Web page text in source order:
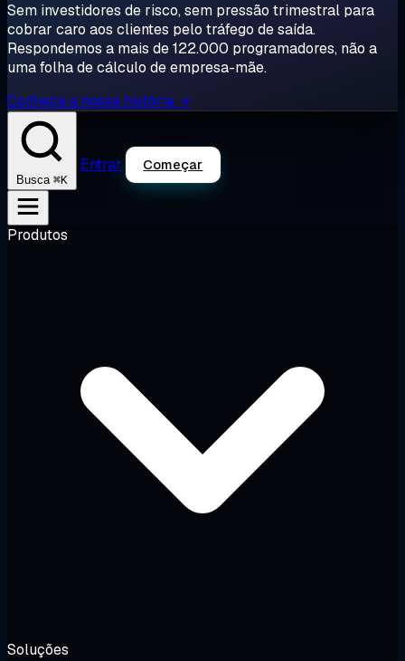
Sem investidores de risco, sem pressão trimestral para
cobrar caro aos clientes pelo tráfego de saída.
Respondemos a mais de 122.000 programadores, não a
uma folha de cálculo de empresa-mãe.
Conheça a nossa história →
Busca ⌘K
Entrar Começar
Produtos
Soluções